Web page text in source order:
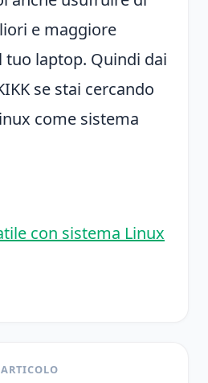
e maggiore
laptop. Quindi dai
se stai cercando
come sistema
con sistema Linux